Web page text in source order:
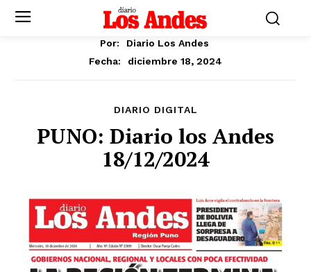
Por:
Diario Los Andes
Fecha:
diciembre 18, 2024
DIARIO DIGITAL
PUNO: Diario los Andes
18/12/2024